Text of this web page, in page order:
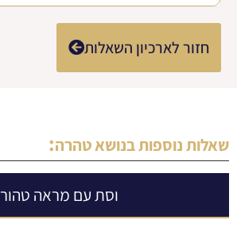
חזור לארכיון השאלות
שאלות נוספות בנושאטהרה:
וסת עם מראה טהור